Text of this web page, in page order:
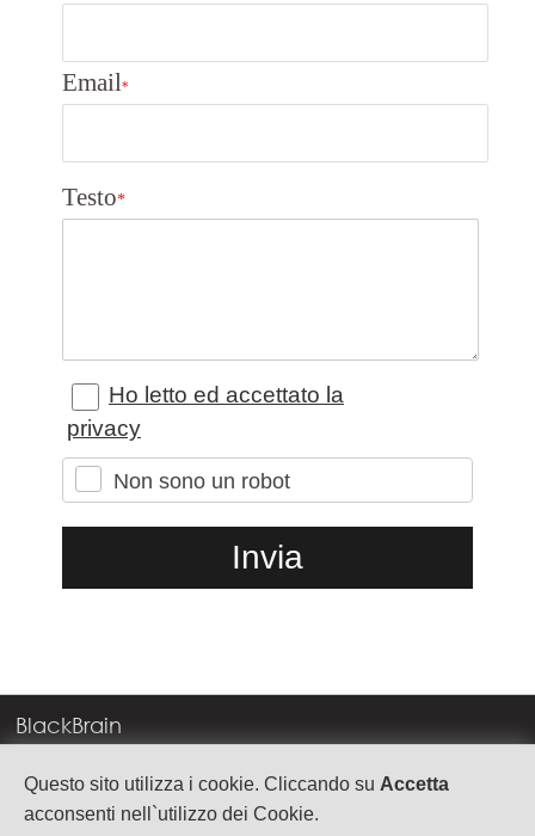
Questo sito utilizza i cookie. Cliccando su Accetta
acconsenti nell`utilizzo dei Cookie.
Email*
Testo*
Ho letto ed accettato la
privacy
Non sono un robot
BlackBrain
Corso Milano, 83
37138 Verona